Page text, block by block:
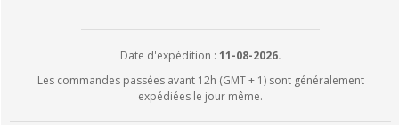
Date d'expédition : 11-08-2026.
Les commandes passées avant 12h (GMT + 1) sont généralement
expédiées le jour même.